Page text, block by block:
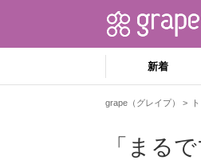
新着
grape（グレイプ）
「まる